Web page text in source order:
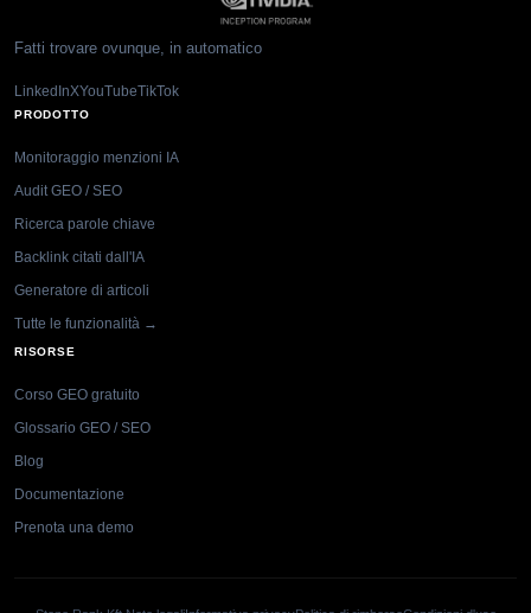
Fatti trovare ovunque, in automatico
LinkedInXYouTubeTikTok
PRODOTTO
Monitoraggio menzioni IA
Audit GEO / SEO
Ricerca parole chiave
Backlink citati dall'IA
Generatore di articoli
Tutte le funzionalità →
RISORSE
Corso GEO gratuito
Glossario GEO / SEO
Blog
Documentazione
Prenota una demo